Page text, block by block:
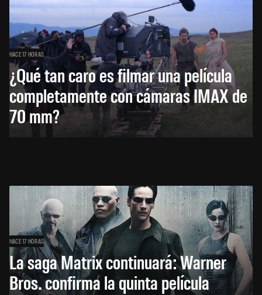
HACE 17 HORAS
¿Qué tan caro es filmar una película
completamente con cámaras IMAX de
70 mm?
HACE 17 HORAS
La saga Matrix continuará: Warner
Bros. confirma la quinta película